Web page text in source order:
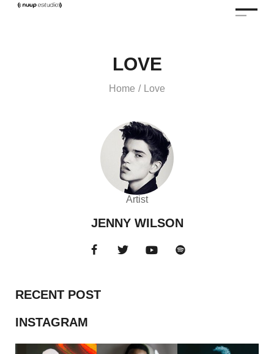
LOVE
Home / Love
Artist
JENNY WILSON
RECENT POST
INSTAGRAM